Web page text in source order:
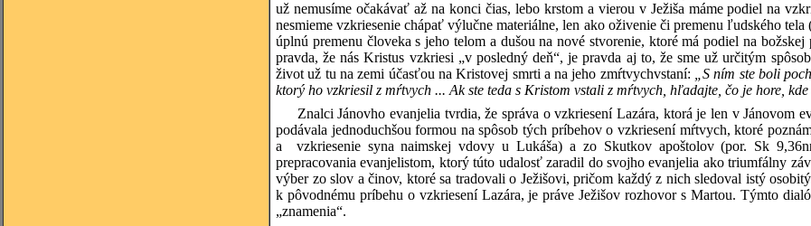
už nemusíme očakávať až na konci čias, lebo krstom a vierou v Ježiša máme podiel na
nesmieme vzkriesenie chápať výlučne materiálne, len ako oživenie či premenu ľudského
úplnú premenu človeka s jeho telom a dušou na nové stvorenie, ktoré má podiel na
pravda, že nás Kristus vzkriesi „v posledný deň“, je pravda aj to, že sme už určitým
život už tu na zemi účasťou na Kristovej smrti a na jeho zmŕtvychvstaní:
„S ním ste boli
ktorý ho vzkriesil z mŕtvych ... Ak ste teda s Kristom vstali z mŕtvych, hľadajte, čo je hore,
Znalci Jánovho evanjelia tvrdia, že správa o vzkriesení Lazára, ktorá je len v
podávala jednoduchšou formou na spôsob tých príbehov o vzkriesení mŕtvych, ktoré
a vzkriesenie syna naimskej vdovy u Lukáša) a zo Skutkov apoštolov (por. Sk
prepracovania evanjelistom, ktorý túto udalosť zaradil do svojho evanjelia ako triumfálny
výber zo slov a činov, ktoré sa tradovali o Ježišovi, pričom každý z nich sledoval istý
k pôvodnému príbehu o vzkriesení Lazára, je práve Ježišov rozhovor s Martou. Týmto
„znamenia“.